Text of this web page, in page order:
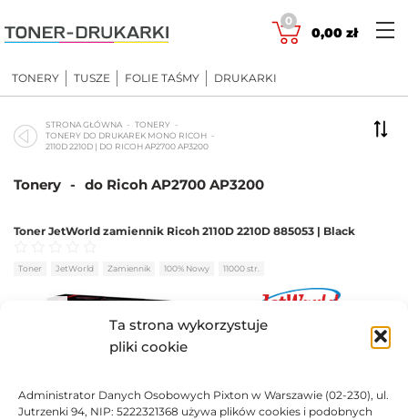
Ta strona wykorzystuje
pliki cookie
Administrator Danych Osobowych Pixton w Warszawie (02-230), ul.
Jutrzenki 94, NIP: 5222321368 używa plików cookies i podobnych
to
content
0
0,00 zł
TONERY TUSZE FOLIE TAŚMY DRUKARKI
STRONA GŁÓWNA
TONERY
TONERY DO DRUKAREK MONO RICOH
2110D 2210D | DO RICOH AP2700 AP3200
Tonery - do Ricoh AP2700 AP3200
Toner JetWorld zamiennik Ricoh 2110D 2210D 885053 | Black
Oceniono na 5
Toner JetWorld Zamiennik 100% Nowy 11000 str.
47,47